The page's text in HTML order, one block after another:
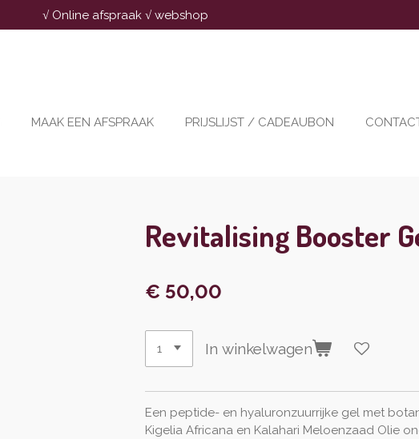
√ Online afspraak √ webshop
MAAK EEN AFSPRAAK PRIJSLIJST / CADEAUBON
Revitalising Booster
€ 50,00
In winkelwagen
Een peptide- en hyaluronzuurrijke gel met
Kigelia Africana en Kalahari Meloenzaad Olie